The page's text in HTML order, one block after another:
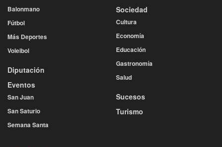
Balonmano
Fútbol
Más Deportes
Voleibol
Diputación
Eventos
San Juan
San Saturio
Semana Santa
Sociedad
Cultura
Economía
Educación
Gastronomía
Salud
Sucesos
Turismo